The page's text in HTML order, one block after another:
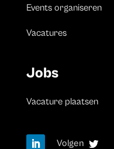
Events organiseren
Vacatures
Jobs
Vacature plaatsen
Volgen